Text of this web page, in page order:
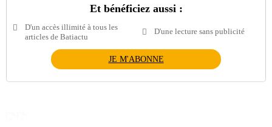
Et bénéficiez aussi :
D'un accès illimité à tous les
articles de Batiactu
D'une lecture sans publicité
JE M'ABONNE